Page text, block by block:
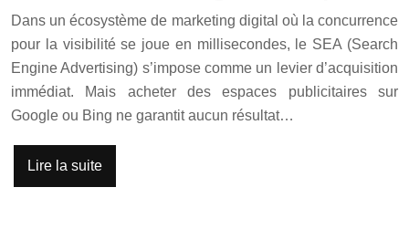
Dans un écosystème de marketing digital où la concurrence
pour la visibilité se joue en millisecondes, le SEA (Search
Engine Advertising) s’impose comme un levier d’acquisition
immédiat. Mais acheter des espaces publicitaires sur
Google ou Bing ne garantit aucun résultat…
Lire la suite